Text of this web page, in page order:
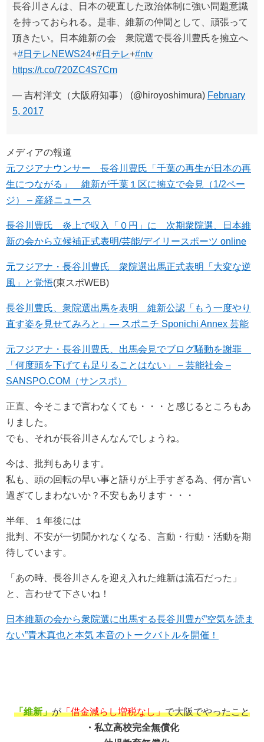
長谷川さんは、日本の硬直した政治体制に強い問題意識
を持っておられる。是非、維新の仲間として、頑張って
頂きたい。日本維新の会 衆院選で長谷川豊氏を擁立へ
+#日テレNEWS24+#日テレ+#ntv
https://t.co/720ZC4S7Cm
— 吉村洋文（大阪府知事） (@hiroyoshimura) February
5, 2017
メディアの報道
元フジアナウンサー 長谷川豊氏「千葉の再生が日本の再
生につながる」 維新が千葉１区に擁立で会見（1/2ペー
ジ） – 産経ニュース
長谷川豊氏 炎上で収入「０円」に 次期衆院選、日本維
新の会から立候補正式表明/芸能/デイリースポーツ online
元フジアナ・長谷川豊氏 衆院選出馬正式表明「大変な逆
風」と覚悟(東スポWEB)
長谷川豊氏、衆院選出馬を表明 維新公認「もう一度やり
直す姿を見せてみろと」― スポニチ Sponichi Annex 芸能
元フジアナ・長谷川豊氏、出馬会見でブログ騒動を謝罪
「何度頭を下げても足りることはない」 – 芸能社会 –
SANSPO.COM（サンスポ）
正直、今そこまで言わなくても・・・と感じるところもあ
りました。
でも、それが長谷川さんなんでしょうね。
今は、批判もあります。
私も、頭の回転の早い事と語りが上手すぎる為、何か言い
過ぎてしまわないか？不安もあります・・・
半年、１年後には
批判、不安が一切聞かれなくなる、言動・行動・活動を期
待しています。
「あの時、長谷川さんを迎え入れた維新は流石だった」
と、言わせて下さいね！
日本維新の会から衆院選に出馬する長谷川豊が”空気を読ま
ない”青木真也と本気 本音のトークバトルを開催！
「維新」が「借金減らし増税なし」で大阪でやったこと
・私立高校完全無償化